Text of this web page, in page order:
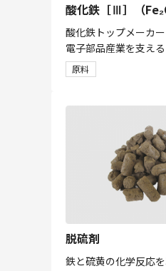
酸化鉄［Ⅲ］（
酸化鉄トップメーカ
電子部品産業を支える
原料
脱硫剤
鉄と硫黄の化学反応